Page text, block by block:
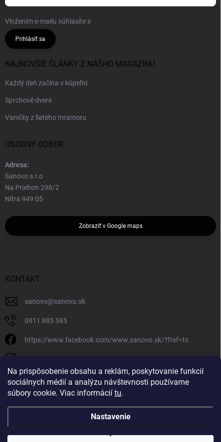
Na prispôsobenie obsahu a reklám, poskytovanie funkcií
sociálnych médií a analýzu návštevnosti používame
súbory cookie. Viac informácií tu.
Nastavenie
Vložením e-mailu súhlasíte s
Prihlásiť sa
NAJNOVŠIE ČLÁNKY Z NÁŠHO MAGAZÍNU
Každý deň začína v kúpeľni.
Sprchové dvere
Vaničky z liateho mramoru
OSOBNÝ ODBER
Adresa:
Sanovo s.r.o
Na Priehon 298/2
Nitra 949 05
Zobraziť v Google maps
KONTAKT
sanovo@sanovo.sk
0911 885 595
https://www.facebook.com/www.sanovo.sk/?fref=ts
Copyright 2026Sanovo.sk. Všetky práva vyhradené. | Upraviť nastavenie